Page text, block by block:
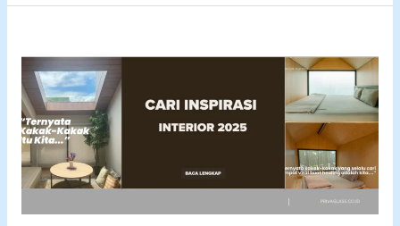
t
u
d
i
c
B
u
r
a
m
I